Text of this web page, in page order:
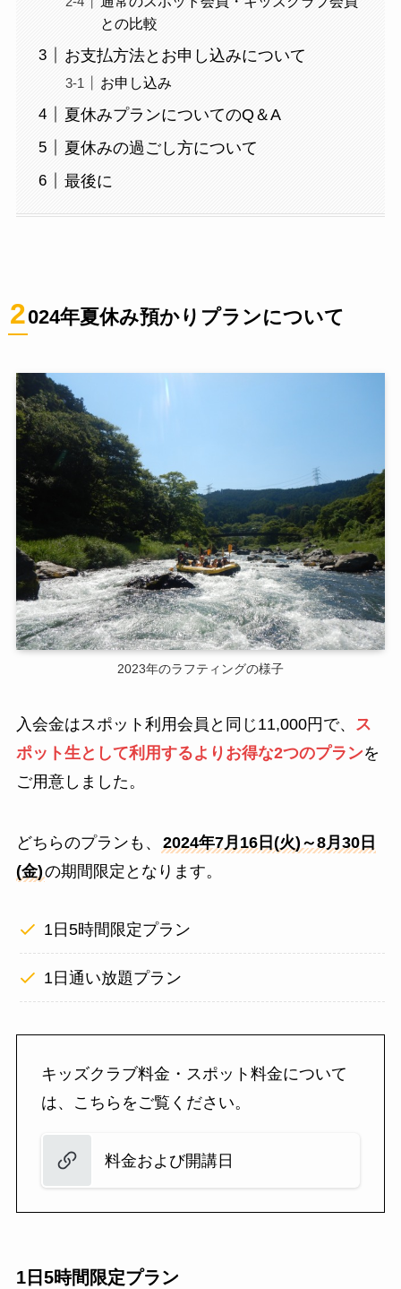
との比較
お支払方法とお申し込みについて
お申し込み
夏休みプランについてのQ＆A
夏休みの過ごし方について
最後に
2024年夏休み預かりプランについて
2023年のラフティングの様子
入会金はスポット利用会員と同じ11,000円で、 ス
ポット生として利用するよりお得な2つのプランを
ご用意しました。
どちらのプランも、
2024年7月16日(火)～8月30日
(金)の期間限定となります。
1日5時間限定プラン
1日通い放題プラン
キッズクラブ料金・スポット料金について
は、こちらをご覧ください。
料金および開講日
1日5時間限定プラン